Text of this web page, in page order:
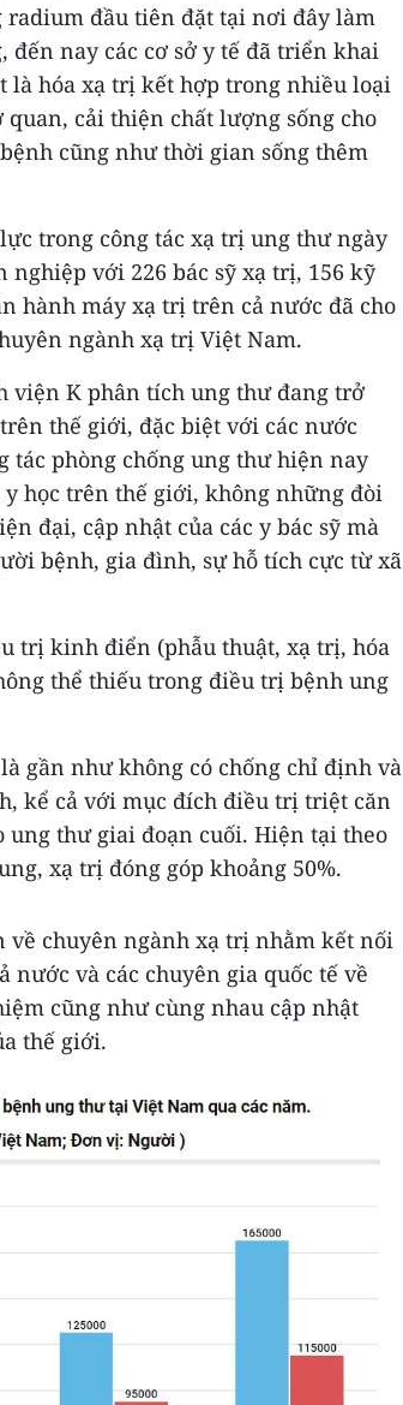
đầu tiên đặt tại nơi đây làm
đến nay các cơ sở y tế đã triển khai
hóa xạ trị kết hợp trong nhiều loại
cải thiện chất lượng sống cho
cũng như thời gian sống thêm
trong công tác xạ trị ung thư ngày
nghiệp với 226 bác sỹ xạ trị, 156 kỹ
hành máy xạ trị trên cả nước đã cho
ngành xạ trị Việt Nam.
viện K phân tích ung thư đang trở
thế giới, đặc biệt với các nước
tác phòng chống ung thư hiện nay
học trên thế giới, không những đòi
đại, cập nhật của các y bác sỹ mà
bệnh, gia đình, sự hỗ tích cực từ xã
trị kinh điển (phẫu thuật, xạ trị, hóa
thể thiếu trong điều trị bệnh ung
gần như không có chống chỉ định và
kể cả với mục đích điều trị triệt căn
thư giai đoạn cuối. Hiện tại theo
xạ trị đóng góp khoảng 50%.
về chuyên ngành xạ trị nhằm kết nối
nước và các chuyên gia quốc tế về
cũng như cùng nhau cập nhật
thế giới.